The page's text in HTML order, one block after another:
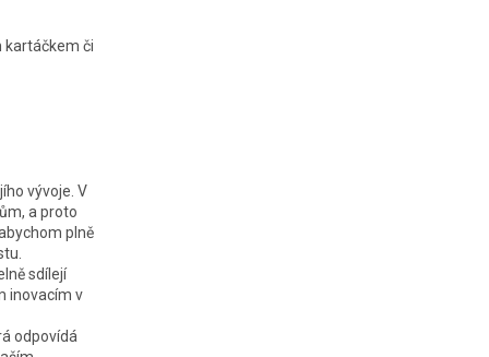
kartáčkem či
vývoje. V
a proto
plně
sdílejí
inovacím v
odpovídá